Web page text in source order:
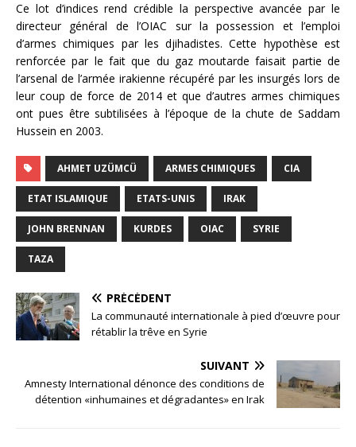
Ce lot d’indices rend crédible la perspective avancée par le
directeur général de l’OIAC sur la possession et l’emploi
d’armes chimiques par les djihadistes. Cette hypothèse est
renforcée par le fait que du gaz moutarde faisait partie de
l’arsenal de l’armée irakienne récupéré par les insurgés lors de
leur coup de force de 2014 et que d’autres armes chimiques
ont pues être subtilisées à l’époque de la chute de Saddam
Hussein en 2003.
AHMET UZÜMCÜ ARMES CHIMIQUES CIA
ETAT ISLAMIQUE ETATS-UNIS IRAK
JOHN BRENNAN KURDES OIAC SYRIE
TAZA
PRÉCÉDENT
La communauté internationale à pied d’œuvre pour
rétablir la trêve en Syrie
SUIVANT
Amnesty International dénonce des conditions de
détention «inhumaines et dégradantes» en Irak